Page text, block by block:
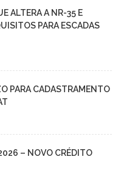
ALTERA A NR-35 E
PARA ESCADAS
PARA CADASTRAMENTO
– NOVO CRÉDITO